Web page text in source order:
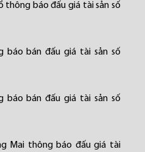
thông báo đấu giá tài sản số
báo bán đấu giá tài sản số
báo bán đấu giá tài sản số
Mai thông báo đấu giá tài